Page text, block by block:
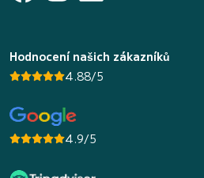
Hodnocení našich zákazníků
4.88/5
4.9/5